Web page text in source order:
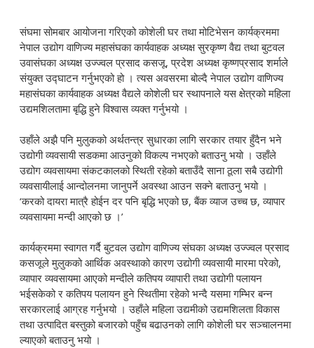
संघमा सोमबार आयोजना गरिएको कोशेली घर तथा मोटिभेसन कार्यक्रममा
नेपाल उद्योग वाणिज्य महासंघका कार्यवाहक अध्यक्ष सुरकृष्ण वैद्य तथा बुटवल
उवासंघका अध्यक्ष उज्ज्वल प्रसाद कसजू, प्रदेश अध्यक्ष कृष्णप्रसाद शर्माले
संयुक्त उद्घाटन गर्नुभएको हो । त्यस अवसरमा बोल्दै नेपाल उद्योग वाणिज्य
महासंघका कार्यवाहक अध्यक्ष वैद्यले कोशेली घर स्थापनाले यस क्षेत्रको महिला
उद्यमशिलतामा बृद्धि हुने विश्वास व्यक्त गर्नुभयो ।
उहाँले अझै पनि मुलुकको अर्थतन्त्र सुधारका लागि सरकार तयार हुँदैन भने
उद्योगी व्यवसायी सडकमा आउनुको विकल्प नभएको बताउनु भयो । उहाँले
उद्योग व्यवसायमा संकटकालको स्थिती रहेको बताउँदै साना ठूला सबै उद्योगी
व्यवसायीलाई आन्दोलनमा जानुपर्ने अवस्था आउन सक्ने बताउनु भयो ।
‘करको दायरा मात्रै होईन दर पनि बृद्धि भएको छ, बैंक व्याज उच्च छ, व्यापार
व्यवसायमा मन्दी आएको छ ।’
कार्यक्रममा स्वागत गर्दै बुटवल उद्योग वाणिज्य संघका अध्यक्ष उज्ज्वल प्रसाद
कसजूले मुलुकको आर्थिक अवस्थाको कारण उद्योगी व्यवसायी मारमा परेको,
व्यापार व्यवसायमा आएको मन्दीले कतिपय व्यापारी तथा उद्योगी पलायन
भईसकेको र कतिपय पलायन हुने स्थितीमा रहेको भन्दै यसमा गम्भिर बन्न
सरकारलाई आग्रह गर्नुभयो । उहाँले महिला उद्यमीको उद्यमशिलता विकास
तथा उत्पादित बस्तुको बजारको पहुँच बढाउनको लागि कोशेली घर सञ्चालनमा
ल्याएको बताउनु भयो ।